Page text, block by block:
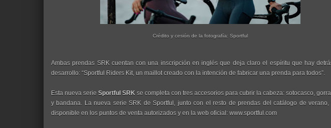
Crédito y cesión de la fotografía: Sportful
Ambas prendas SRK cuentan con una inscripción en inglés que deja claro el espíritu que hay
desarrollo: “Sportful Riders Kit, un maillot creado con la intención de fabricar una prenda para todos”.
Esta nueva serie Sportful SRK se completa con tres accesorios para cubrir la cabeza: sotocasco,
y bandana. La nueva serie SRK de Sportful, junto con el resto de prendas del catálogo de verano,
disponible en los puntos de venta autorizados y en la web oficial: www.sportful.com